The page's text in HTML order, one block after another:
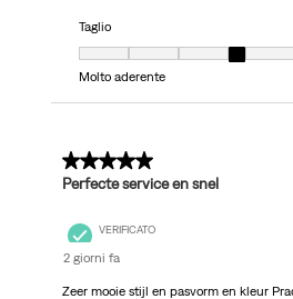
Taglio
Taglio, 4 su 7, dove 1 è uguale a
Molto aderente
5 su 5 stelle.
Perfecte service en snel
VERIFICATO
2 giorni fa
Zeer mooie stijl en pasvorm en kleur